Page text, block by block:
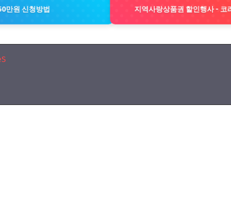
만원 신청방법 지역사랑상품권 할인행사 - 코